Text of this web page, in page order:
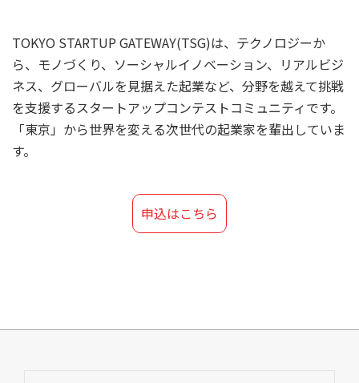
TOKYO STARTUP GATEWAY(TSG)は、テクノロジーか
ら、モノづくり、ソーシャルイノベーション、リアルビジ
ネス、グローバルを見据えた起業など、分野を越えて挑戦
を支援するスタートアップコンテストコミュニティです。
「東京」から世界を変える次世代の起業家を輩出していま
す。
申込はこちら